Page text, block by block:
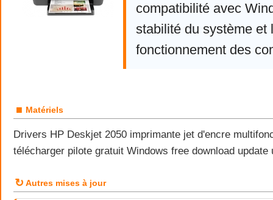
compatibilité avec
stabilité du système et
fonctionnement des
■ Matériels
Drivers HP Deskjet 2050 imprimante jet d'encre
télécharger pilote gratuit Windows free download update
↻ Autres mises à jour